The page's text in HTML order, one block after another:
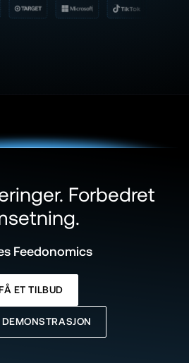
Forbedret
Feedonomics
ET TILBUD